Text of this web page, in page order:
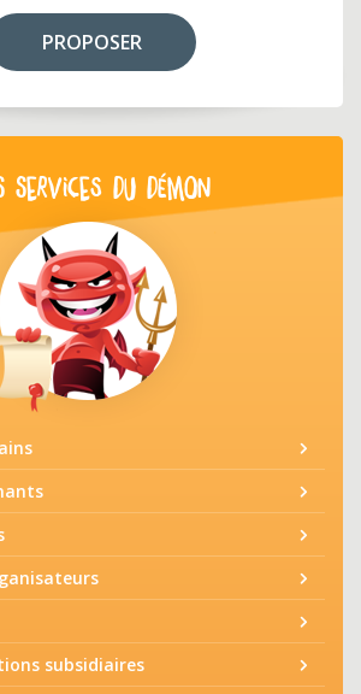
PROPOSER
SERVICES DU DÉMON
subsidiaires